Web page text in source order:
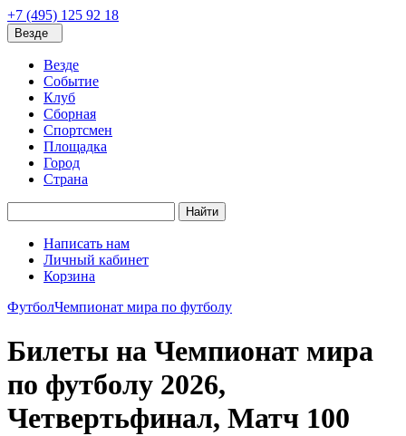
+7 (495) 125 92 18
Везде
Везде
Событие
Клуб
Сборная
Спортсмен
Площадка
Город
Страна
Найти
Написать нам
Личный кабинет
Корзина
ФутболЧемпионат мира по футболу
Билеты на Чемпионат мира
по футболу 2026,
Четвертьфинал, Матч 100